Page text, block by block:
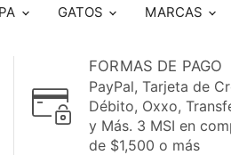
GATOS MARCAS
FORMAS DE PAGO
PayPal, Tarjeta de
Débito, Oxxo,
y Más. 3 MSI en
de $1,500 o más